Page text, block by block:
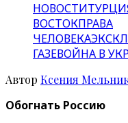
НОВОСТИ
ВОСТОКПРАВА
ЧЕЛОВЕКА
ГАЗЕВОЙНА В
Автор Ксения
Обогнать Россию